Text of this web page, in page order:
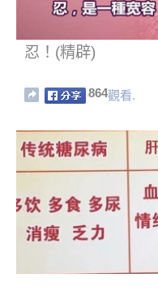
忍！(精辟)
864觀看.